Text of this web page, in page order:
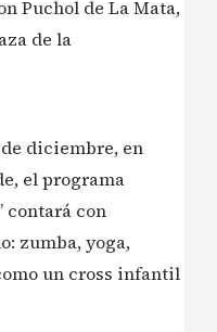
Puchol​​ de La Mata,
de la
de diciembre, en
el programa
contará con
zumba, yoga,
un cross infantil